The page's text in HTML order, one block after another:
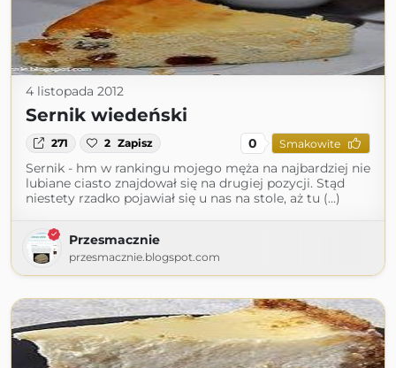
4 listopada 2012
Sernik wiedeński
271 2 Zapisz 0 Smakowite
Sernik - hm w rankingu mojego męża na najbardziej nie
lubiane ciasto znajdował się na drugiej pozycji. Stąd
niestety rzadko pojawiał się u nas na stole, aż tu (...)
Przesmacznie
przesmacznie.blogspot.com